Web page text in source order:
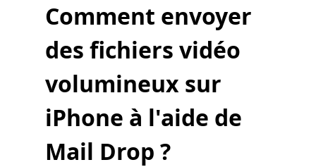
Comment envoyer
des fichiers vidéo
volumineux sur
iPhone à l'aide de
Mail Drop ?